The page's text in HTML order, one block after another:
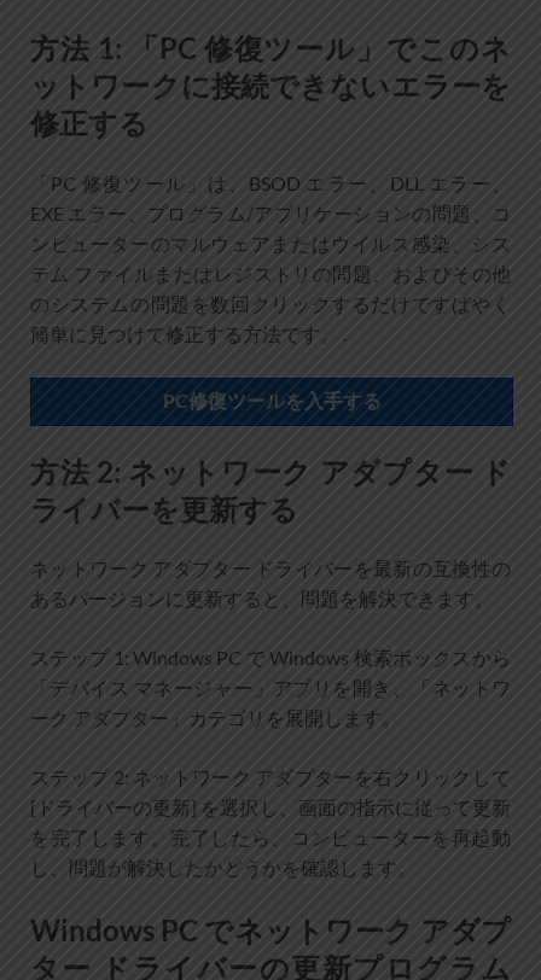
方法 1: 「PC 修復ツール」でこのネ
ットワークに接続できないエラーを
修正する
「PC 修復ツール」は、BSOD エラー、DLL エラー、
EXE エラー、プログラム/アプリケーションの問題、コ
ンピューターのマルウェアまたはウイルス感染、シス
テム ファイルまたはレジストリの問題、およびその他
のシステムの問題を数回クリックするだけですばやく
簡単に見つけて修正する方法です。 .
PC修復ツールを入手する
方法 2: ネットワーク アダプター ド
ライバーを更新する
ネットワーク アダプター ドライバーを最新の互換性の
あるバージョンに更新すると、問題を解決できます。
ステップ 1: Windows PC で Windows 検索ボックスから
「デバイス マネージャー」アプリを開き、「ネットワ
ーク アダプター」カテゴリを展開します。
ステップ 2: ネットワーク アダプターを右クリックして
[ドライバーの更新] を選択し、画面の指示に従って更新
を完了します。完了したら、コンピューターを再起動
し、問題が解決したかどうかを確認します。
Windows PC でネットワーク アダプ
ター ドライバーの更新プログラム